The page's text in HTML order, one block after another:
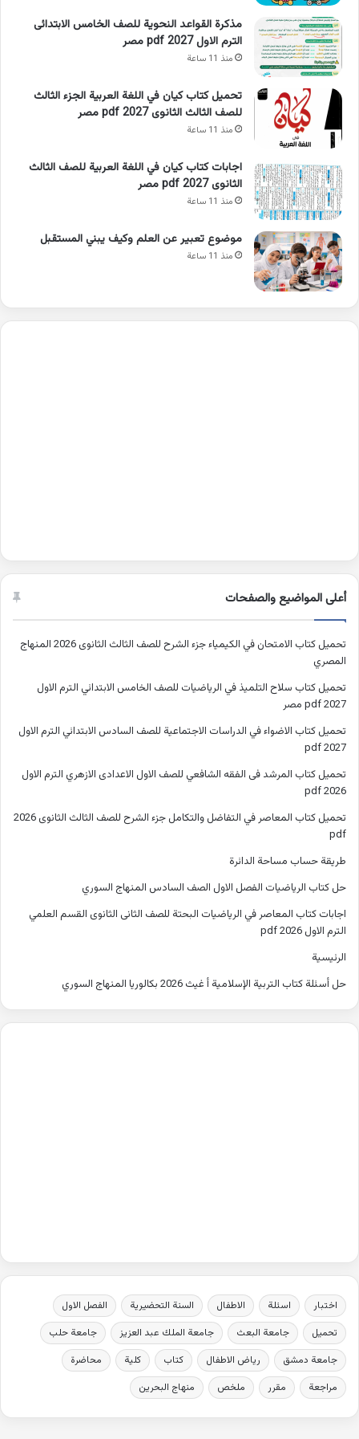
مذكرة القواعد النحوية للصف الخامس الابتدائى
الترم الاول 2027 pdf مصر
منذ 11 ساعة
تحميل كتاب كيان في اللغة العربية الجزء الثالث
للصف الثالث الثانوى 2027 pdf مصر
منذ 11 ساعة
اجابات كتاب كيان في اللغة العربية للصف الثالث
الثانوى 2027 pdf مصر
منذ 11 ساعة
موضوع تعبير عن العلم وكيف يبني المستقبل
منذ 11 ساعة
أعلى المواضيع والصفحات
تحميل كتاب الامتحان في الكيمياء جزء الشرح للصف الثالث الثانوى 2026 المنهاج
المصري
تحميل كتاب سلاح التلميذ في الرياضيات للصف الخامس الابتدائي الترم الاول
2027 pdf مصر
تحميل كتاب الاضواء في الدراسات الاجتماعية للصف السادس الابتدائي الترم الاول
2027 pdf
تحميل كتاب المرشد فى الفقه الشافعي للصف الاول الاعدادى الازهري الترم الاول
2026 pdf
تحميل كتاب المعاصر في التفاضل والتكامل جزء الشرح للصف الثالث الثانوى 2026
pdf
طريقة حساب مساحة الدائرة
حل كتاب الرياضيات الفصل الاول الصف السادس المنهاج السوري
اجابات كتاب المعاصر في الرياضيات البحتة للصف الثانى الثانوى القسم العلمي
الترم الاول 2026 pdf
الرئيسية
حل أسئلة كتاب التربية الإسلامية أ غيث 2026 بكالوريا المنهاج السوري
اختبار اسئلة الاطفال السنة التحضيرية
الفصل الاول
تحميل
جامعة البعث جامعة الملك عبد العزيز
جامعة حلب
جامعة دمشق
رياض الاطفال كتاب كلية
محاضرة
مراجعة
مقرر ملخص منهاج البحرين